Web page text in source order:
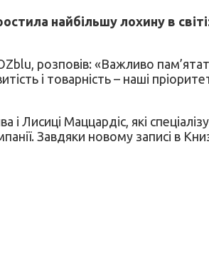
найбільшу лохину в
розповів: «Важливо
і товарність – наші
і Лисиці Маццардіс, які
Завдяки новому записі в